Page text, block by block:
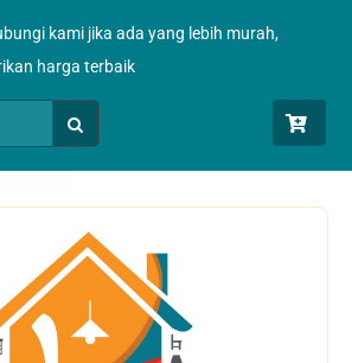
kami jika ada yang lebih murah,
harga terbaik